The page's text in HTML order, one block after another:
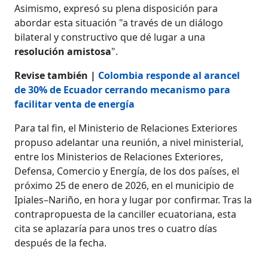
Asimismo, expresó su plena disposición para
abordar esta situación "a través de un diálogo
bilateral y constructivo que dé lugar a una
resolución amistosa".
Revise también | Colombia responde al arancel
de 30% de Ecuador cerrando mecanismo para
facilitar venta de energía
Para tal fin, el Ministerio de Relaciones Exteriores
propuso adelantar una reunión, a nivel ministerial,
entre los Ministerios de Relaciones Exteriores,
Defensa, Comercio y Energía, de los dos países, el
próximo 25 de enero de 2026, en el municipio de
Ipiales–Nariño, en hora y lugar por confirmar. Tras la
contrapropuesta de la canciller ecuatoriana, esta
cita se aplazaría para unos tres o cuatro días
después de la fecha.